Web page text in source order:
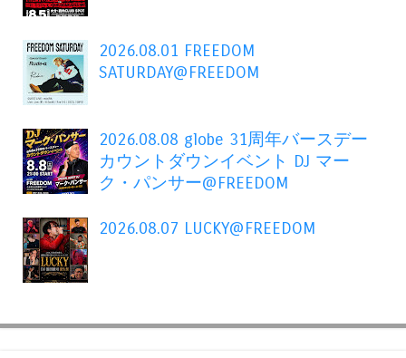
2026.08.01 FREEDOM
SATURDAY@FREEDOM
2026.08.08 globe 31周年バースデー
カウントダウンイベント DJ マー
ク・パンサー@FREEDOM
2026.08.07 LUCKY@FREEDOM